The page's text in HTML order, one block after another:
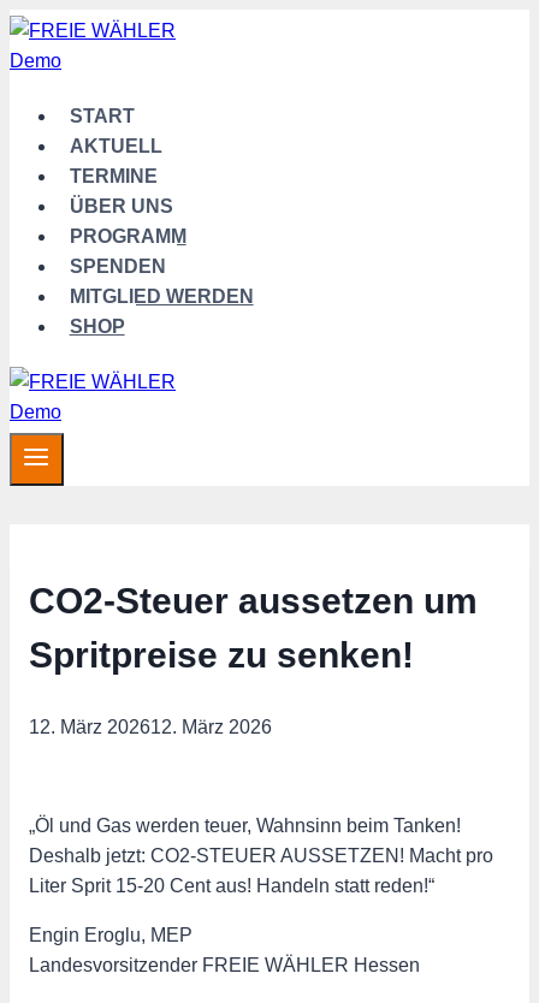
Zum
Inhalt
START
AKTUELL
TERMINE
ÜBER UNS
PROGRAMM
SPENDEN
MITGLIED WERDEN
SHOP
CO2-Steuer aussetzen um
Spritpreise zu senken!
12. März 202612. März 2026
„Öl und Gas werden teuer, Wahnsinn beim Tanken!
Deshalb jetzt: CO2-STEUER AUSSETZEN! Macht pro
Liter Sprit 15-20 Cent aus! Handeln statt reden!“
Engin Eroglu, MEP
Landesvorsitzender FREIE WÄHLER Hessen